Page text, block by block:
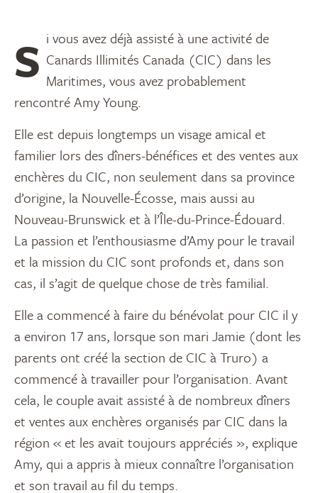
Si vous avez déjà assisté à une activité de Canards Illimités Canada (CIC) dans les
Maritimes, vous avez probablement
rencontré Amy Young.
Elle est depuis longtemps un visage amical et
familier lors des dîners-bénéfices et des ventes aux
enchères du CIC, non seulement dans sa province
d’origine, la Nouvelle-Écosse, mais aussi au
Nouveau-Brunswick et à l’Île-du-Prince-Édouard.
La passion et l’enthousiasme d’Amy pour le travail
et la mission du CIC sont profonds et, dans son
cas, il s’agit de quelque chose de très familial.
Elle a commencé à faire du bénévolat pour CIC il y
a environ 17 ans, lorsque son mari Jamie (dont les
parents ont créé la section de CIC à Truro) a
commencé à travailler pour l’organisation. Avant
cela, le couple avait assisté à de nombreux dîners
et ventes aux enchères organisés par CIC dans la
région « et les avait toujours appréciés », explique
Amy, qui a appris à mieux connaître l’organisation
et son travail au fil du temps.